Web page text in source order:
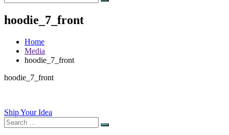
for:
Search
hoodie_7_front
Home
Media
hoodie_7_front
hoodie_7_front
Post
navigation
Ship Your Idea
Search
for:
Search